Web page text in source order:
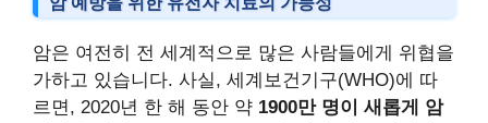
암은 여전히 전 세계적으로 많은 사람들에게 위협을
가하고 있습니다. 사실, 세계보건기구(WHO)에 따
르면, 2020년 한 해 동안 약 1900만 명이 새롭게 암